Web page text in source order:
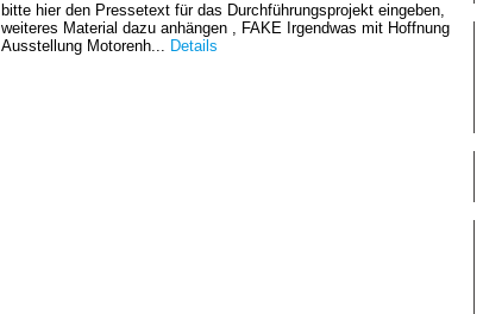
bitte hier den Pressetext für das Durchführungsprojekt eingeben,
weiteres Material dazu anhängen , FAKE Irgendwas mit Hoffnung
Ausstellung Motorenh... Details